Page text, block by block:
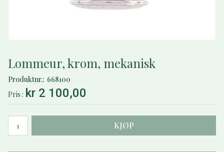
Lommeur, krom, mekanisk
Produktnr. 668100
Pris
kr 2 100,00
KJØP